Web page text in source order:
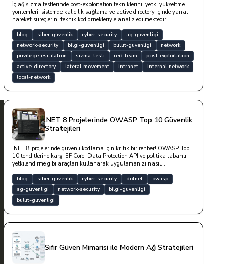
İç ağ sızma testlerinde post-exploitation tekniklerini; yetki yükseltme
yöntemleri, sistemde kalıcılık sağlama ve active directory içinde yanal
hareket süreçlerini teknik kod örnekleriyle analiz edilmektedir.
geçmektedir.
blog siber-guvenlik cyber-security
ag-guvenligi
network-security
bilgi-guvenligi bulut-guvenligi
network
privilege-escalation
sizma-testi red-team
post-exploitation
active-directory
lateral-movement intranet
internal-network
local-network
.NET 8 Projelerinde OWASP Top 10 Güvenlik
Stratejileri
.NET 8 projelerinde güvenli kodlama için kritik bir rehber! OWASP Top
10 tehditlerine karşı EF Core, Data Protection API ve politika tabanlı
yetkilendirme gibi araçları kullanarak uygulamanızı nasıl
temel stratejileri öğrenin.
blog siber-guvenlik cyber-security dotnet
owasp
ag-guvenligi
network-security
bilgi-guvenligi
bulut-guvenligi
Sıfır Güven Mimarisi ile Modern Ağ Stratejileri